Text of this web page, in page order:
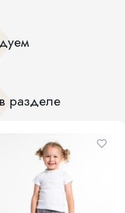
разделе